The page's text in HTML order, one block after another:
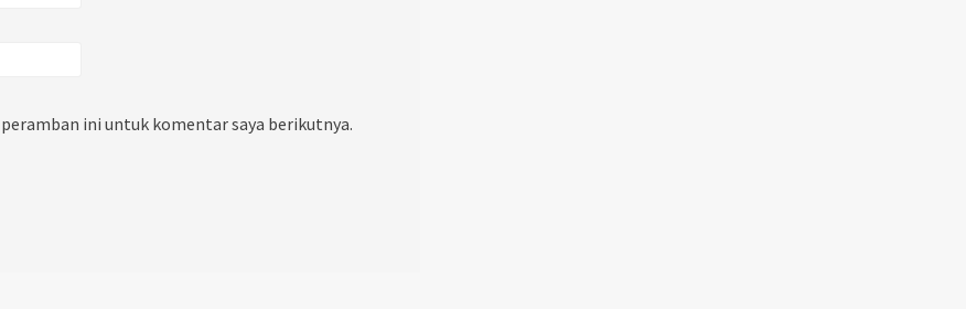
ini untuk komentar saya berikutnya.